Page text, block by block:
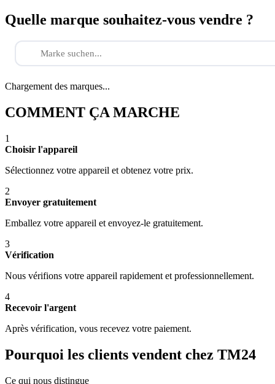
Quelle marque souhaitez-vous vendre ?
Chargement des marques...
COMMENT ÇA MARCHE
1
Choisir l'appareil
Sélectionnez votre appareil et obtenez votre prix.
2
Envoyer gratuitement
Emballez votre appareil et envoyez-le gratuitement.
3
Vérification
Nous vérifions votre appareil rapidement et professionnellement.
4
Recevoir l'argent
Après vérification, vous recevez votre paiement.
Pourquoi les clients vendent chez TM24
Ce qui nous distingue